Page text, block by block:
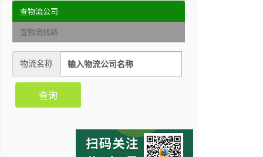
查物流公司
查物流线路
物流名称